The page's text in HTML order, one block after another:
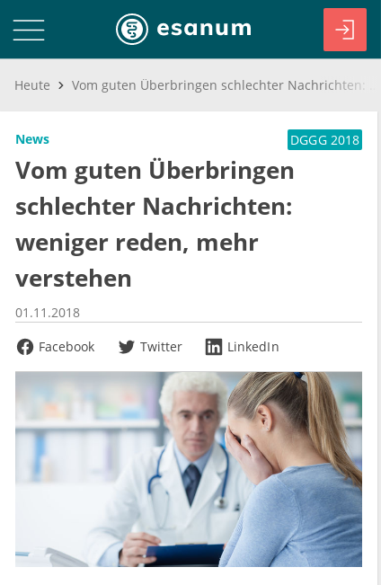
Heute
News DGGG 2018
Vom guten Überbringen
schlechter Nachrichten:
weniger reden, mehr
verstehen
01.11.2018
Facebook
Twitter LinkedIn